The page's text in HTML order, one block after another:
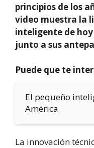
principios de los
video muestra la
inteligente de hoy
junto a sus
Puede que te
El pequeño
América
La innovación